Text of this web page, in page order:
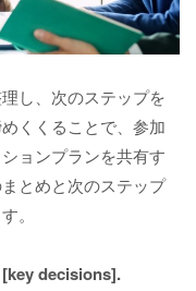
し、次のステップを
くくることで、参加
ョンプランを共有す
とめと次のステップ
。
decisions].